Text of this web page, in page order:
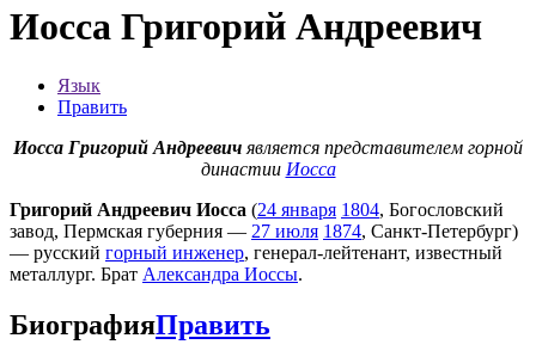
Иосса Григорий Андреевич
Язык
Править
Иосса Григорий Андреевич является представителем горной
династии Иосса
Григорий Андреевич Иосса (24 января 1804, Богословский
завод, Пермская губерния — 27 июля 1874, Санкт-Петербург)
— русский горный инженер, генерал-лейтенант, известный
металлург. Брат Александра Иоссы.
БиографияПравить